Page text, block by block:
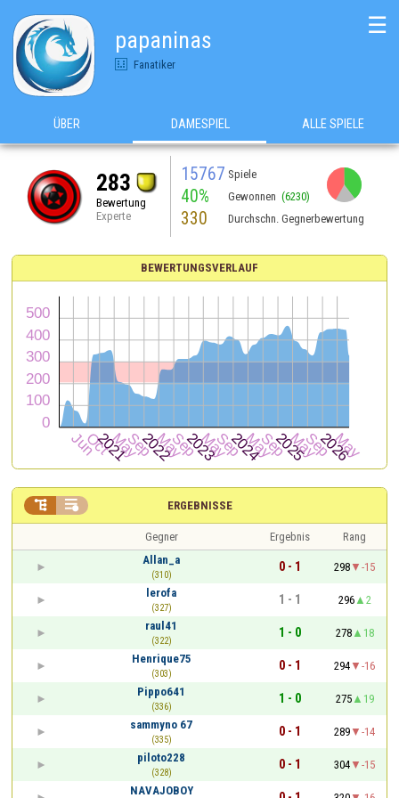
papaninas
Fanatiker
☰
ÜBER DAMESPIEL ALLE SPIELE
283
Bewertung
Experte
15767 Spiele
40% Gewonnen (6230)
330 Durchschn. Gegnerbewertung
BEWERTUNGSVERLAUF
ERGEBNISSE
 
Gegner Ergebnis
Rang
Allan_a
(310)
0 - 1 298
-15
lerofa
(327)
1 - 1 296
2
raul41
(322)
1 - 0 278
18
Henrique75
(303)
0 - 1 294
-16
Pippo641
(336)
1 - 0 275
19
sammyno 67
(335)
0 - 1 289
-14
piloto228
(328)
0 - 1 304
-15
NAVAJOBOY